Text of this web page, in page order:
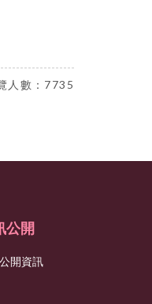
人數：7735
公開
開資訊